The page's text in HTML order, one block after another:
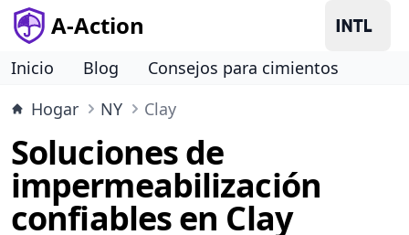
A-Action
Inicio Blog
Consejos para cimientos
Hogar
NY Clay
Soluciones de
impermeabilización
confiables en Clay